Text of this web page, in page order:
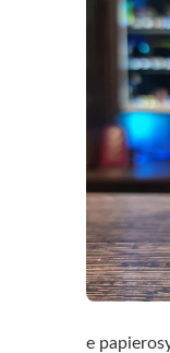
e